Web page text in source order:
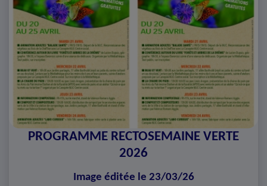
PROGRAMME RECTOSEMAINE VERTE
2026
Image éditée le 23/03/26